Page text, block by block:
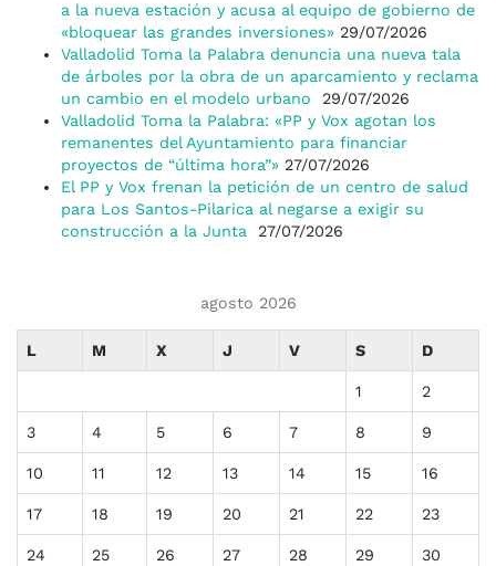
a la nueva estación y acusa al equipo de gobierno de
«bloquear las grandes inversiones» 29/07/2026
Valladolid Toma la Palabra denuncia una nueva tala
de árboles por la obra de un aparcamiento y reclama
un cambio en el modelo urbano
29/07/2026
Valladolid Toma la Palabra: «PP y Vox agotan los
remanentes del Ayuntamiento para financiar
proyectos de “última hora”» 27/07/2026
El PP y Vox frenan la petición de un centro de salud
para Los Santos-Pilarica al negarse a exigir su
construcción a la Junta
27/07/2026
agosto 2026
L M X J V S D
1 2
3 4 5 6 7 8 9
10 11 12 13 14 15 16
17 18 19 20 21 22 23
24 25 26 27 28 29 30